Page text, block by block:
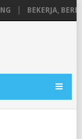
BEKERJA,